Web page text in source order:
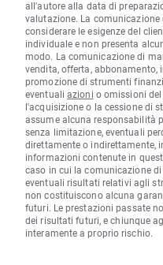
all'autore alla data di
valutazione. La
considerare le esigenze del
individuale e non presenta
modo. La comunicazione di
vendita, offerta,
promozione di strumenti
eventuali azioni o omissioni
l'acquisizione o la cessione di
assume alcuna responsabilità
senza limitazione, eventuali
direttamente o indirettamente,
informazioni contenute in
caso in cui la comunicazione
eventuali risultati relativi agli
non costituiscono alcuna
futuri. Le prestazioni passate
dei risultati futuri, e chiunque
interamente a proprio rischio.